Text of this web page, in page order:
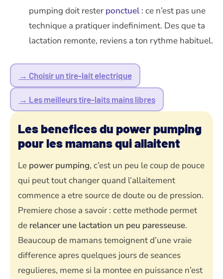
pumping doit rester ponctuel : ce n’est pas une
technique a pratiquer indefiniment. Des que ta
lactation remonte, reviens a ton rythme habituel.
→ Choisir un tire-lait electrique
→ Les meilleurs tire-laits mains libres
Les benefices du power pumping
pour les mamans qui allaitent
Le power pumping, c’est un peu le coup de pouce
qui peut tout changer quand l’allaitement
commence a etre source de doute ou de pression.
Premiere chose a savoir : cette methode permet
de relancer une lactation un peu paresseuse.
Beaucoup de mamans temoignent d’une vraie
difference apres quelques jours de seances
regulieres, meme si la montee en puissance n’est